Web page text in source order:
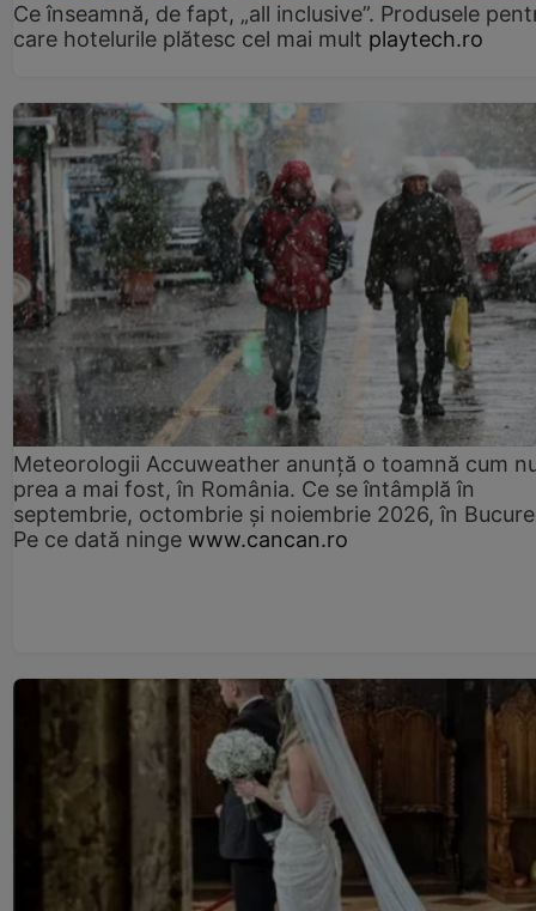
Ce înseamnă, de fapt, „all inclusive”. Produsele
care hotelurile plătesc cel mai mult playtech.ro
Meteorologii Accuweather anunță o toamnă cum
prea a mai fost, în România. Ce se întâmplă în
septembrie, octombrie și noiembrie 2026, în
Pe ce dată ninge www.cancan.ro